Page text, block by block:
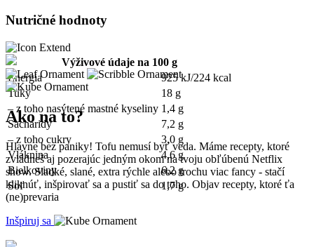
Nutričné hodnoty
Výživové údaje na 100 g
Energia
925 kJ/224 kcal
Tuky
18 g
– z toho nasýtené mastné kyseliny 1,4 g
Sacharidy
7,2 g
– z toho cukry
3,0 g
Vláknina
4,6 g
Bielkoviny
6,2 g
Soľ
1,7 g
Ako na to?
Hlavne bez paniky! Tofu nemusí byť veda. Máme recepty, ktoré
zvládneš aj pozerajúc jedným okom na tvoju obľúbenú Netflix
show. Sladké, slané, extra rýchle alebo trochu viac fancy - stačí
kliknúť, inšpirovať sa a pustiť sa do toho. Objav recepty, ktoré ťa
(ne)prevaria
Inšpiruj sa